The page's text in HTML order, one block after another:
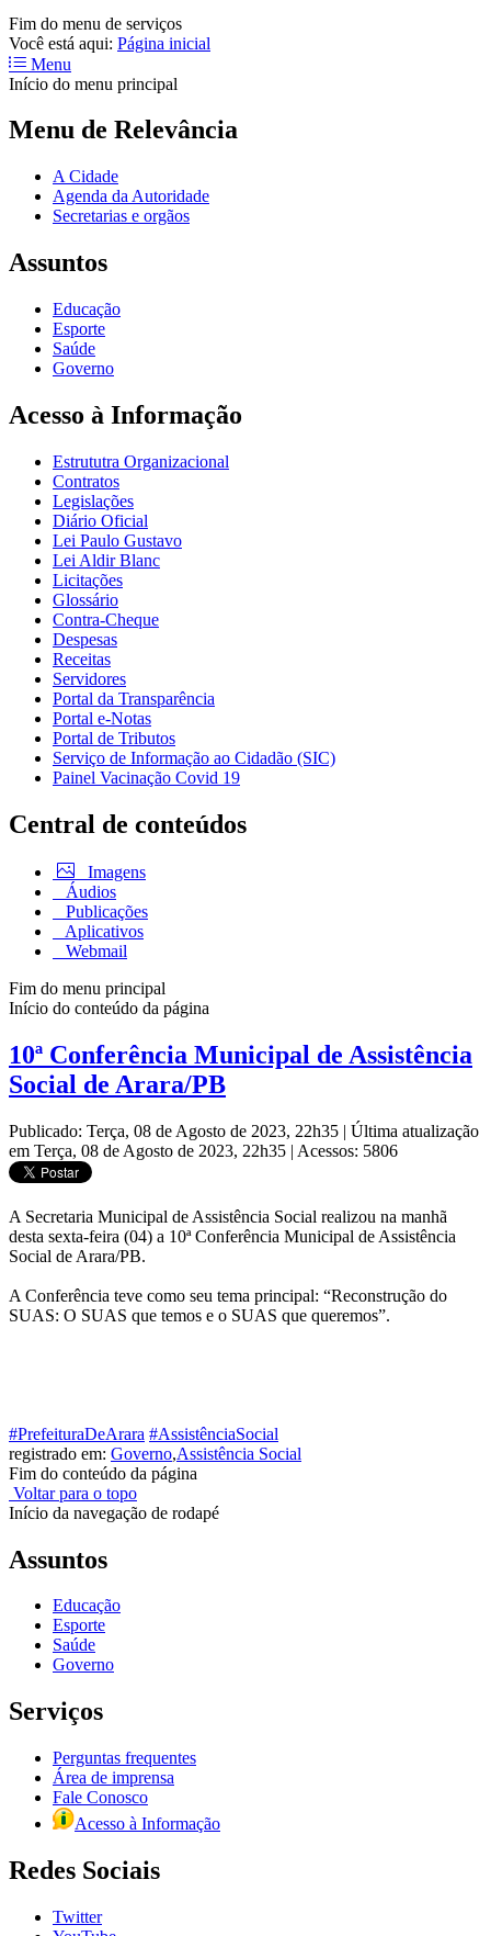
Fim do menu de serviços
Você está aqui: Página inicial
Menu
Início do menu principal
Menu de Relevância
A Cidade
Agenda da Autoridade
Secretarias e orgãos
Assuntos
Educação
Esporte
Saúde
Governo
Acesso à Informação
Estrututra Organizacional
Contratos
Legislações
Diário Oficial
Lei Paulo Gustavo
Lei Aldir Blanc
Licitações
Glossário
Contra-Cheque
Despesas
Receitas
Servidores
Portal da Transparência
Portal e-Notas
Portal de Tributos
Serviço de Informação ao Cidadão (SIC)
Painel Vacinação Covid 19
Central de conteúdos
Imagens
Áudios
Publicações
Aplicativos
Webmail
Fim do menu principal
Início do conteúdo da página
10ª Conferência Municipal de Assistência
Social de Arara/PB
Publicado: Terça, 08 de Agosto de 2023, 22h35 | Última atualização
em Terça, 08 de Agosto de 2023, 22h35 | Acessos: 5806
A Secretaria Municipal de Assistência Social realizou na manhã
desta sexta-feira (04) a 10ª Conferência Municipal de Assistência
Social de Arara/PB.
A Conferência teve como seu tema principal: “Reconstrução do
SUAS: O SUAS que temos e o SUAS que queremos”.
#PrefeituraDeArara #AssistênciaSocial
registrado em: Governo,Assistência Social
Fim do conteúdo da página
Voltar para o topo
Início da navegação de rodapé
Assuntos
Educação
Esporte
Saúde
Governo
Serviços
Perguntas frequentes
Área de imprensa
Fale Conosco
Acesso à Informação
Redes Sociais
Twitter